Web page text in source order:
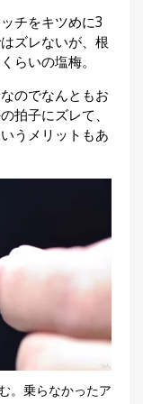
チをキツめに3
ズレないが、根
らいの塩梅。
のでなんともお
拍子にズレて、
うメリットもあ
。乗らなかったア